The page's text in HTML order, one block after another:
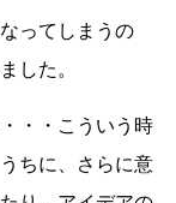
ってしまうの
した。
・・こういう時
ちに、さらに意